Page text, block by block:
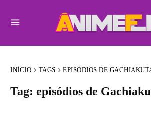
INÍCIO TAGS EPISÓDIOS DE
Tag: episódios de